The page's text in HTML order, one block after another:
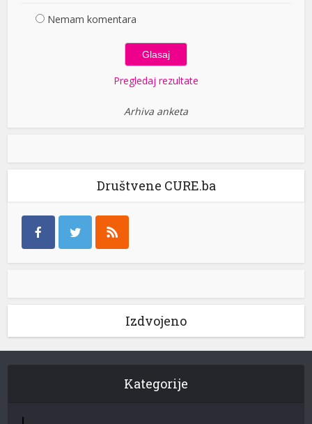
Nemam komentara
Pregledaj rezultate
Arhiva anketa
Društvene CURE.ba
Izdvojeno
Kategorije